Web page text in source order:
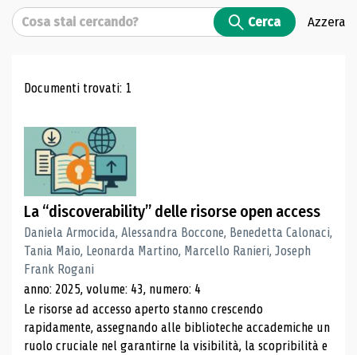
Cerca Cerca Azzera
Risultati di ricerca
Documenti trovati: 1
La “discoverability” delle risorse open access
Daniela Armocida, Alessandra Boccone, Benedetta Calonaci,
Tania Maio, Leonarda Martino, Marcello Ranieri, Joseph
Frank Rogani
anno: 2025, volume: 43, numero: 4
Le risorse ad accesso aperto stanno crescendo
rapidamente, assegnando alle biblioteche accademiche un
ruolo cruciale nel garantirne la visibilità, la scopribilità e